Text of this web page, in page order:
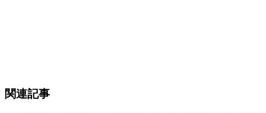
関連記事